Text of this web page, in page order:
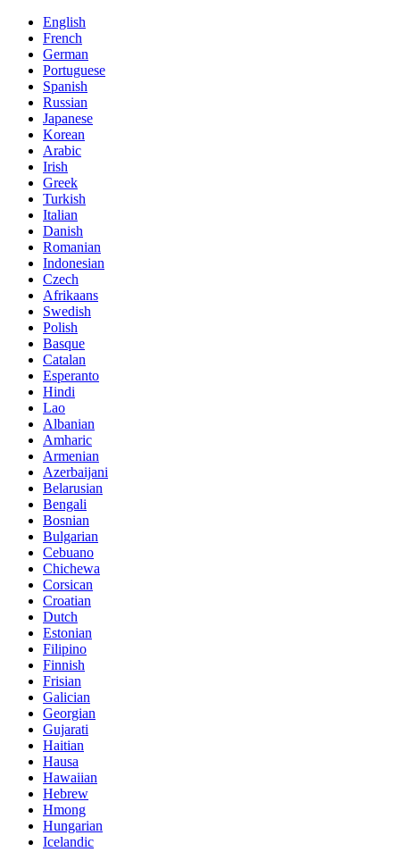
English
French
German
Portuguese
Spanish
Russian
Japanese
Korean
Arabic
Irish
Greek
Turkish
Italian
Danish
Romanian
Indonesian
Czech
Afrikaans
Swedish
Polish
Basque
Catalan
Esperanto
Hindi
Lao
Albanian
Amharic
Armenian
Azerbaijani
Belarusian
Bengali
Bosnian
Bulgarian
Cebuano
Chichewa
Corsican
Croatian
Dutch
Estonian
Filipino
Finnish
Frisian
Galician
Georgian
Gujarati
Haitian
Hausa
Hawaiian
Hebrew
Hmong
Hungarian
Icelandic